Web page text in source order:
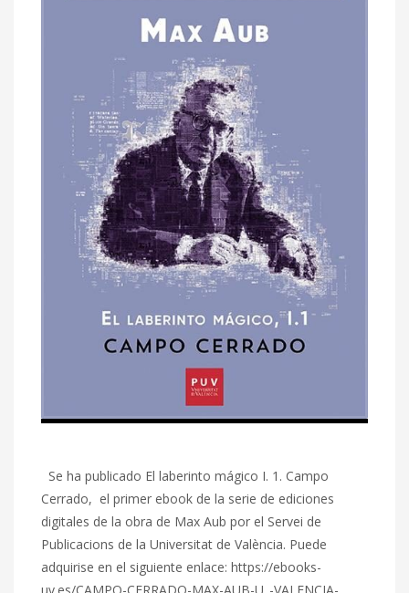
Se ha publicado El laberinto mágico I. 1. Campo
Cerrado, el primer ebook de la serie de ediciones
digitales de la obra de Max Aub por el Servei de
Publicacions de la Universitat de València. Puede
adquirise en el siguiente enlace: https://ebooks-